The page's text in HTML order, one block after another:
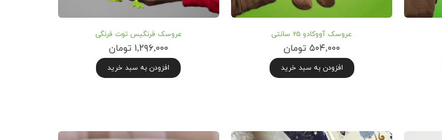
عروسک آووکادو ۲۵ سانتی
۵۰۴,۰۰۰ تومان
افزودن به سبد خرید
عروسک فرنگیس توت فرنگی
۱,۲۹۶,۰۰۰ تومان
افزودن به سبد خرید